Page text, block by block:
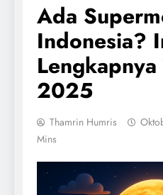
Ada
Indonesia?
Lengkapnya
2025
Thamrin Humris
Mins